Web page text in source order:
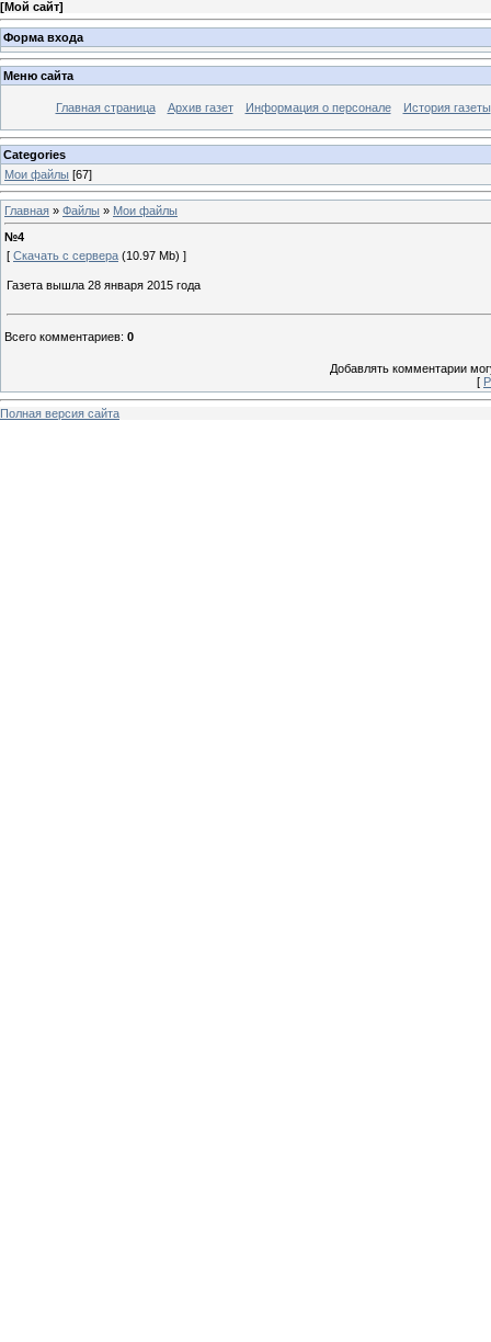
[Мой сайт]
Форма входа
Меню сайта
Главная страница Архив газет Информация о персонале История газеты
Categories
Мои файлы [67]
Главная » Файлы » Мои файлы
№4
[ Скачать с сервера (10.97 Mb) ]
Газета вышла 28 января 2015 года
Всего комментариев: 0
Добавлять комментарии
[
Полная версия сайта